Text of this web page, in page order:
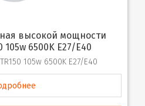
105w 6500K E27/E40
105w 6500K E27/E40